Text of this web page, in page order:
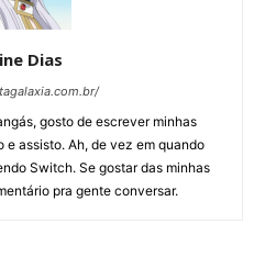
Dias
gosto de escrever minhas
e assisto. Ah, de vez em quando
Switch. Se gostar das minhas
pra gente conversar.